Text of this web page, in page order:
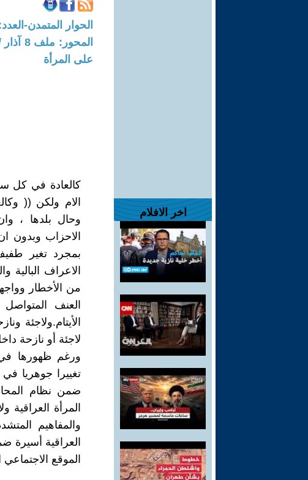
اخر الافلام
الحوار المتمدن-العدد: 5454 - 2017 / 3 / 8 -
على المرأة
كالعادة في كل
الام ولكن ((
وحال بلدها ،
الاحزاب وبدون
بمجرد تغير
الاعراف
من الأخطار
العنف
الأيتام.ولاجئة
لاجئة أو نازحة
ورغم ظهورها في
تغييرا جوهريا
ضمن نظام
المرأة
والمفاهيم
العراقية أسيرة
الموقع